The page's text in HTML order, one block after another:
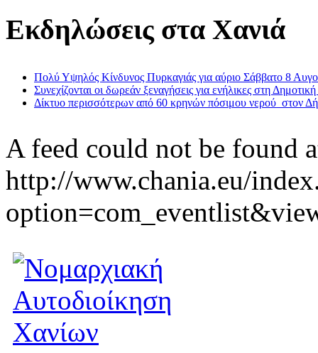
Εκδηλώσεις στα Χανιά
Πολύ Υψηλός Κίνδυνος Πυρκαγιάς για αύριο Σάββατο 8
Συνεχίζονται οι δωρεάν ξεναγήσεις για ενήλικες στη
Δίκτυο περισσότερων από 60 κρηνών πόσιμου νερού στον
A feed could not be found
http://www.chania.eu/